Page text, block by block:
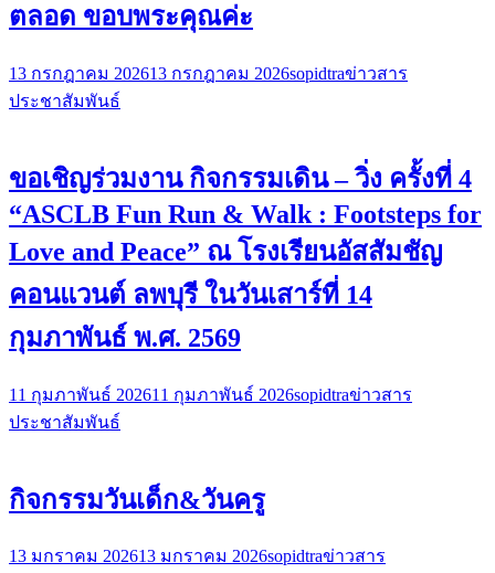
ตลอด ขอบพระคุณค่ะ
13 กรกฎาคม 202613 กรกฎาคม 2026sopidtraข่าวสาร
ประชาสัมพันธ์
ขอเชิญร่วมงาน กิจกรรมเดิน – วิ่ง ครั้งที่ 4
“ASCLB Fun Run & Walk : Footsteps for
Love and Peace” ณ โรงเรียนอัสสัมชัญ
คอนแวนต์ ลพบุรี ในวันเสาร์ที่ 14
กุมภาพันธ์ พ.ศ. 2569
11 กุมภาพันธ์ 202611 กุมภาพันธ์ 2026sopidtraข่าวสาร
ประชาสัมพันธ์
กิจกรรมวันเด็ก&วันครู
13 มกราคม 202613 มกราคม 2026sopidtraข่าวสาร